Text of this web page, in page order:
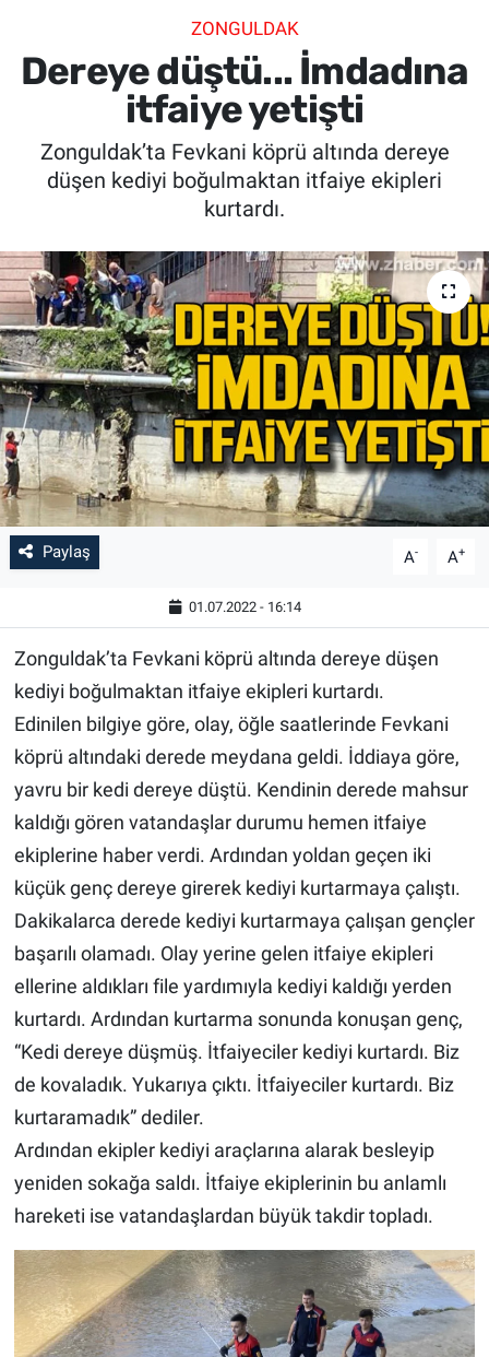
ZONGULDAK
Dereye düştü... İmdadına
itfaiye yetişti
Zonguldak’ta Fevkani köprü altında dereye
düşen kediyi boğulmaktan itfaiye ekipleri
kurtardı.
Paylaş A- A+
01.07.2022 - 16:14
Zonguldak’ta Fevkani köprü altında dereye düşen
kediyi boğulmaktan itfaiye ekipleri kurtardı.
Edinilen bilgiye göre, olay, öğle saatlerinde Fevkani
köprü altındaki derede meydana geldi. İddiaya göre,
yavru bir kedi dereye düştü. Kendinin derede mahsur
kaldığı gören vatandaşlar durumu hemen itfaiye
ekiplerine haber verdi. Ardından yoldan geçen iki
küçük genç dereye girerek kediyi kurtarmaya çalıştı.
Dakikalarca derede kediyi kurtarmaya çalışan gençler
başarılı olamadı. Olay yerine gelen itfaiye ekipleri
ellerine aldıkları file yardımıyla kediyi kaldığı yerden
kurtardı. Ardından kurtarma sonunda konuşan genç,
“Kedi dereye düşmüş. İtfaiyeciler kediyi kurtardı. Biz
de kovaladık. Yukarıya çıktı. İtfaiyeciler kurtardı. Biz
kurtaramadık” dediler.
Ardından ekipler kediyi araçlarına alarak besleyip
yeniden sokağa saldı. İtfaiye ekiplerinin bu anlamlı
hareketi ise vatandaşlardan büyük takdir topladı.
SAĞLIK